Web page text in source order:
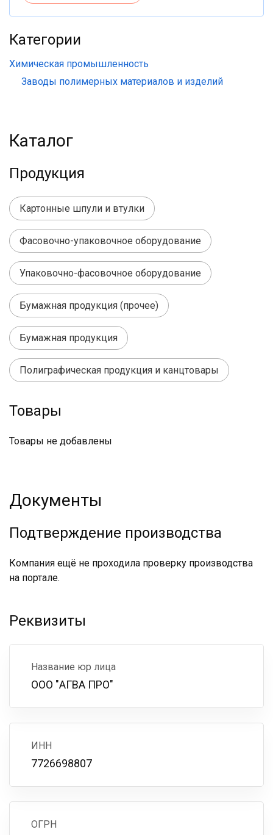
Категории
Химическая промышленность
Заводы полимерных материалов и изделий
Каталог
Продукция
Картонные шпули и втулки
Фасовочно-упаковочное оборудование
Упаковочно-фасовочное оборудование
Бумажная продукция (прочее)
Бумажная продукция
Полиграфическая продукция и канцтовары
Товары
Товары не добавлены
Документы
Подтверждение производства
Компания ещё не проходила проверку производства
на портале.
Реквизиты
Название юр лица
ООО "АГВА ПРО"
ИНН
7726698807
ОГРН